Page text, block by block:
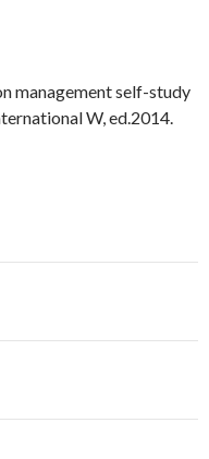
management self-study
W, ed.2014.